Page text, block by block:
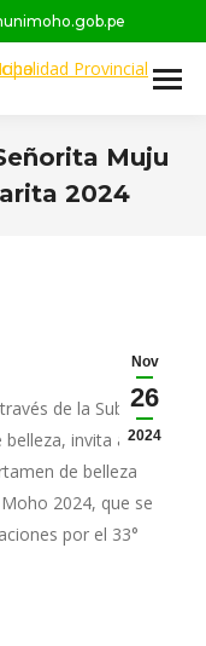
Muju
2024
Nov
26
2024
de la Sub
invita a
de belleza
2024, que se
por el 33°